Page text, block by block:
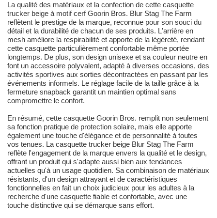
La qualité des matériaux et la confection de cette casquette
trucker beige à motif cerf Goorin Bros. Blur Stag The Farm
reflètent le prestige de la marque, reconnue pour son souci du
détail et la durabilité de chacun de ses produits. L'arrière en
mesh améliore la respirabilité et apporte de la légèreté, rendant
cette casquette particulièrement confortable même portée
longtemps. De plus, son design unisexe et sa couleur neutre en
font un accessoire polyvalent, adapté à diverses occasions, des
activités sportives aux sorties décontractées en passant par les
événements informels. Le réglage facile de la taille grâce à la
fermeture snapback garantit un maintien optimal sans
compromettre le confort.
En résumé, cette casquette Goorin Bros. remplit non seulement
sa fonction pratique de protection solaire, mais elle apporte
également une touche d'élégance et de personnalité à toutes
vos tenues. La casquette trucker beige Blur Stag The Farm
reflète l'engagement de la marque envers la qualité et le design,
offrant un produit qui s'adapte aussi bien aux tendances
actuelles qu'à un usage quotidien. Sa combinaison de matériaux
résistants, d'un design attrayant et de caractéristiques
fonctionnelles en fait un choix judicieux pour les adultes à la
recherche d'une casquette fiable et confortable, avec une
touche distinctive qui se démarque sans effort.